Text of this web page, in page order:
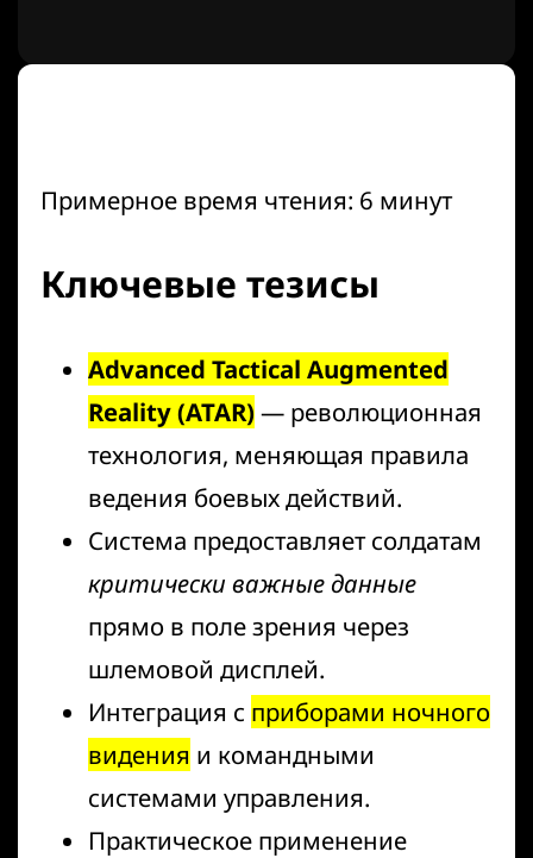
Примерное время чтения: 6 минут
Ключевые тезисы
Advanced Tactical Augmented
Reality (ATAR) — революционная
технология, меняющая правила
ведения боевых действий.
Система предоставляет солдатам
критически важные данные
прямо в поле зрения через
шлемовой дисплей.
Интеграция с приборами ночного
видения и командными
системами управления.
Практическое применение